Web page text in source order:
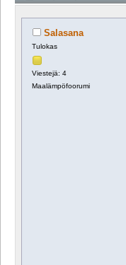
Salasana
Tulokas
Viestejä: 4
Maalämpöfoorumi